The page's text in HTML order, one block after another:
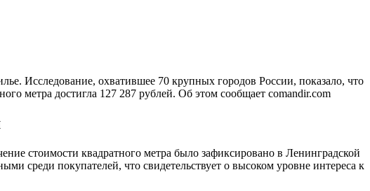
Исследование, охватившее 70 крупных городов России, показало, что
метра достигла 127 287 рублей. Об этом сообщает comandir.com
стоимости квадратного метра было зафиксировано в Ленинградской
среди покупателей, что свидетельствует о высоком уровне интереса к